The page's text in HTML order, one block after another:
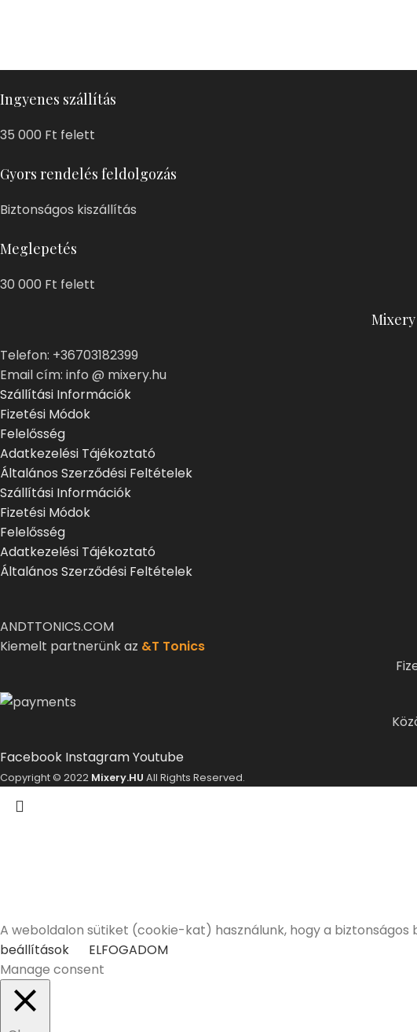
Ingyenes szállítás
35 000 Ft felett
Gyors rendelés feldolgozás
Biztonságos kiszállítás
Meglepetés
30 000 Ft felett
Telefon: +36703182399
Email cím: info @ mixery.hu
Szállítási Információk
Fizetési Módok
Felelősség
Adatkezelési Tájékoztató
Általános Szerződési Feltételek
Szállítási Információk
Fizetési Módok
Felelősség
Adatkezelési Tájékoztató
Általános Szerződési Feltételek
ANDTTONICS.COM
Kiemelt partnerünk az &T Tonics
Facebook InstagramYoutube
Copyright © 2022 Mixery.HU All Rights Reserved.
A weboldalon sütiket (cookie-kat) használunk, hogy a
beállítások
ELFOGADOM
Manage consent